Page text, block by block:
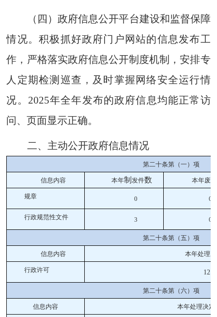
（四）政府信息公开平台建设和监督保障
情况。积极抓好政府门户网站的信息发布工
作，严格落实政府信息公开制度机制，安排专
人定期检测巡查，及时掌握网络安全运行情
况。 2025年全年发布的政府信息均能正常访
问、页面显示正确。
二、主动公开政府信息情况
第二十条第（一）项
信息内容 本年制 发件数 本年废
规章 0 0
行政规范性文件 3 0
第二十条第（五）项
信息内容 本年处理
行政许可 1210
第二十条第（六）项
信息内容 本年处理决定